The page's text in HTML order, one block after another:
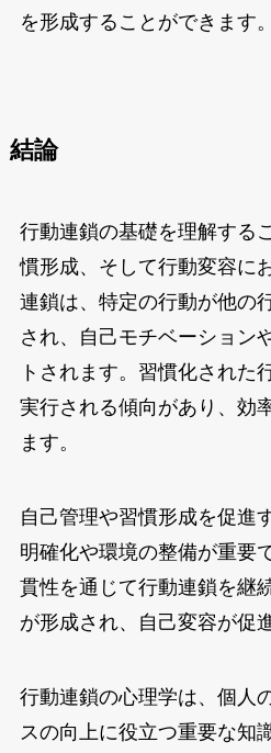
を形成することができます。
結論
行動連鎖の基礎を理解する
慣形成、そして行動変容に
連鎖は、特定の行動が他の
され、自己モチベーション
トされます。習慣化された
実行される傾向があり、効
ます。
自己管理や習慣形成を促進
明確化や環境の整備が重要
貫性を通じて行動連鎖を継
が形成され、自己変容が促
行動連鎖の心理学は、個人
スの向上に役立つ重要な知